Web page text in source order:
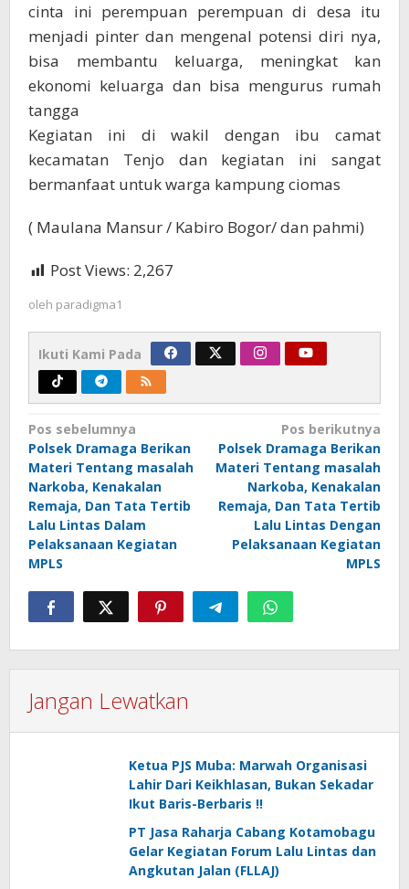
cinta ini perempuan perempuan di desa itu
menjadi pinter dan mengenal potensi diri nya,
bisa membantu keluarga, meningkat kan
ekonomi keluarga dan bisa mengurus rumah
tangga
Kegiatan ini di wakil dengan ibu camat
kecamatan Tenjo dan kegiatan ini sangat
bermanfaat untuk warga kampung ciomas
( Maulana Mansur / Kabiro Bogor/ dan pahmi)
Post Views: 2,267
oleh paradigma1
Ikuti Kami Pada
Navigasi
pos
Pos sebelumnya
Polsek Dramaga Berikan
Materi Tentang masalah
Narkoba, Kenakalan
Remaja, Dan Tata Tertib
Lalu Lintas Dalam
Pelaksanaan Kegiatan
MPLS
Pos berikutnya
Polsek Dramaga Berikan
Materi Tentang masalah
Narkoba, Kenakalan
Remaja, Dan Tata Tertib
Lalu Lintas Dengan
Pelaksanaan Kegiatan
MPLS
Jangan Lewatkan
Ketua PJS Muba: Marwah Organisasi
Lahir Dari Keikhlasan, Bukan Sekadar
Ikut Baris-Berbaris !!
PT Jasa Raharja Cabang Kotamobagu
Gelar Kegiatan Forum Lalu Lintas dan
Angkutan Jalan (FLLAJ)